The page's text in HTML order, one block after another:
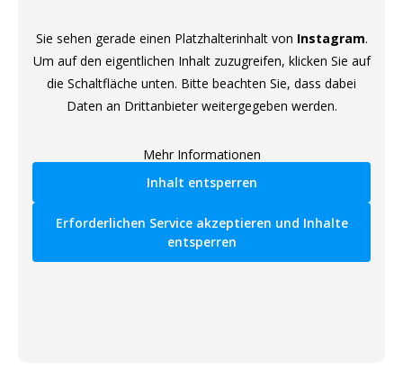
Sie sehen gerade einen Platzhalterinhalt von Instagram.
Um auf den eigentlichen Inhalt zuzugreifen, klicken Sie auf
die Schaltfläche unten. Bitte beachten Sie, dass dabei
Daten an Drittanbieter weitergegeben werden.
Mehr Informationen
Inhalt entsperren
Erforderlichen Service akzeptieren und Inhalte
entsperren